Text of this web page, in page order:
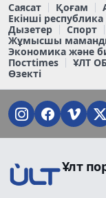
Саясат Қоғам
Екінші республика
Дызетер
Спорт
Жұмысшы
Экономика және
Постtimes
ҰЛТ
Өзекті
Ұлт